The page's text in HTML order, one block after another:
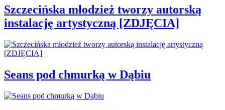
Szczecińska młodzież tworzy autorską
instalację artystyczną [ZDJĘCIA]
Seans pod chmurką w Dąbiu